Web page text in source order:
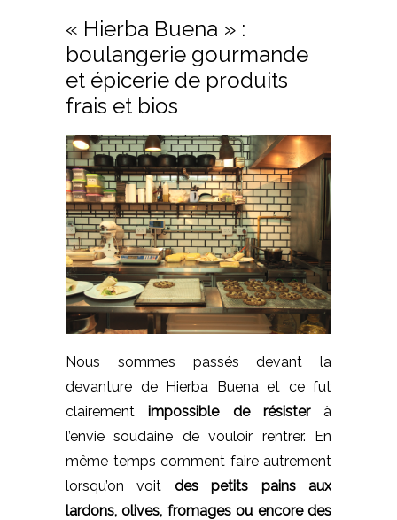
« Hierba Buena » :
boulangerie gourmande
et épicerie de produits
frais et bios
Nous sommes passés devant la
devanture de Hierba Buena et ce fut
clairement impossible de résister à
l’envie soudaine de vouloir rentrer. En
même temps comment faire autrement
lorsqu’on voit des petits pains aux
lardons, olives, fromages ou encore des